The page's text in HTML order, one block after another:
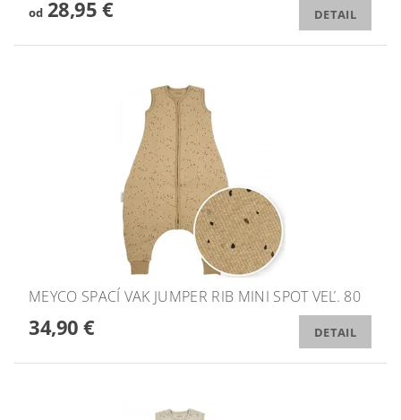
od28,95 € DETAIL
MEYCO SPACÍ VAK JUMPER RIB MINI SPOT VEĽ. 80
34,90 € DETAIL